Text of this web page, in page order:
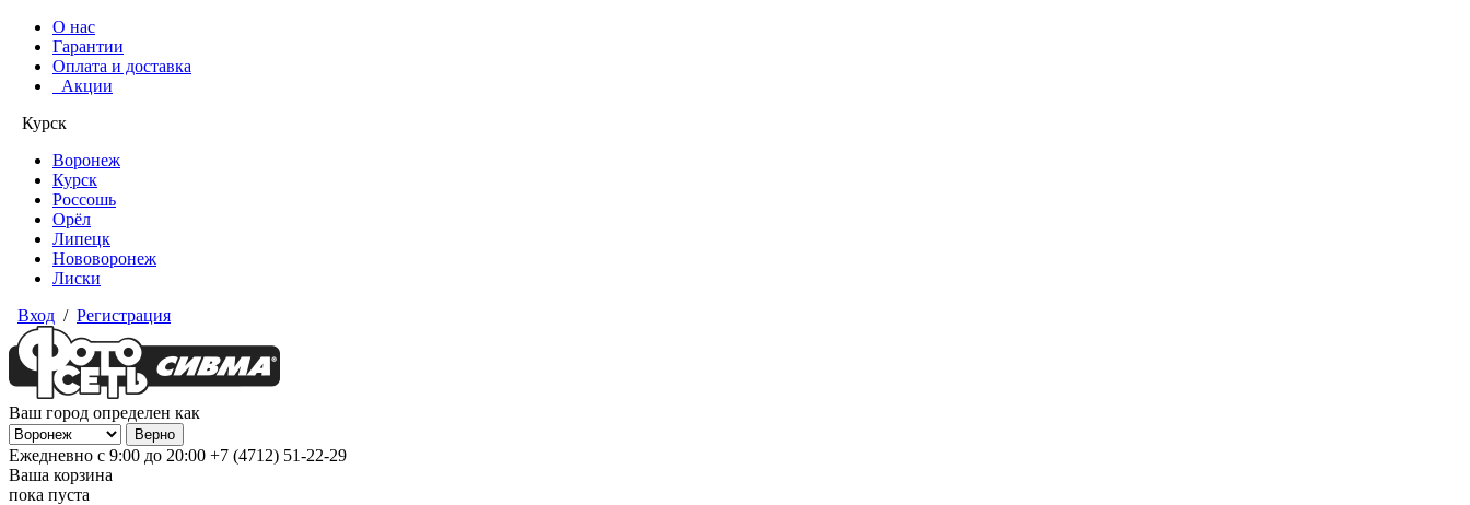
О нас
Гарантии
Оплата и доставка
Акции
Курск
Воронеж
Курск
Россошь
Орёл
Липецк
Нововоронеж
Лиски
Вход / Регистрация
Ваш город определен как
Ежедневно с 9:00 до 20:00 +7 (4712) 51-22-29
Ваша корзина
пока пуста